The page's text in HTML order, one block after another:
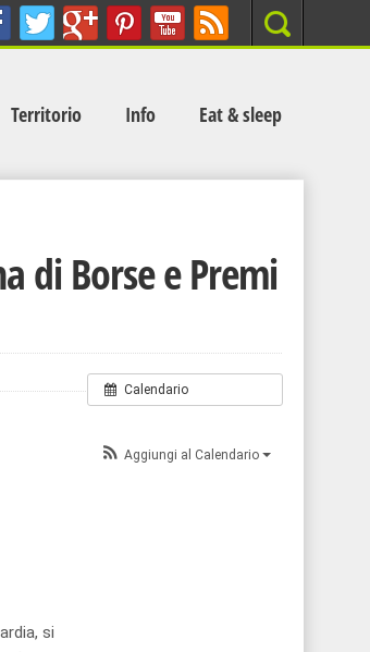
Search
Territorio Info Eat & sleep
di Borse e Premi
Calendario
Aggiungi al Calendario
si